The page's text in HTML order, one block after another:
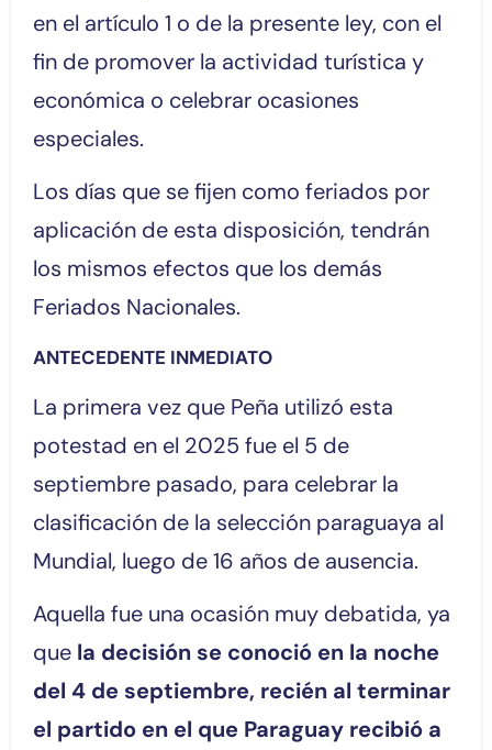
en el artículo 1 o de la presente ley, con el
fin de promover la actividad turística y
económica o celebrar ocasiones
especiales.
Los días que se fijen como feriados por
aplicación de esta disposición, tendrán
los mismos efectos que los demás
Feriados Nacionales.
ANTECEDENTE INMEDIATO
La primera vez que Peña utilizó esta
potestad en el 2025 fue el 5 de
septiembre pasado, para celebrar la
clasificación de la selección paraguaya al
Mundial, luego de 16 años de ausencia.
Aquella fue una ocasión muy debatida, ya
que la decisión se conoció en la noche
del 4 de septiembre, recién al terminar
el partido en el que Paraguay recibió a